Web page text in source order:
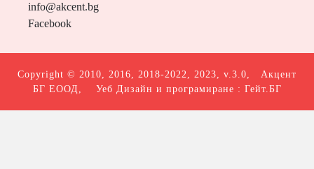
info@akcent.bg
Facebook
Copyright © 2010, 2016, 2018-2022, 2023, v.3.0, Акцент
БГ ЕООД , Уеб Дизайн и програмиране : Гейт.БГ